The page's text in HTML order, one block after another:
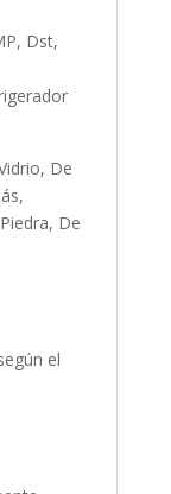
Dst,
De
De
el